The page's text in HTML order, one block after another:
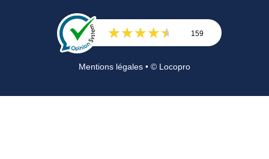
159
Mentions légales • © Locopro